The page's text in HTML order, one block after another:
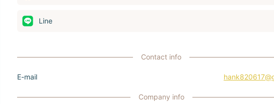
Line
Contact info
E-mail
Company info